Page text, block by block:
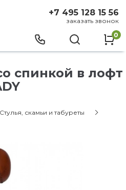
+7 495 128 15 56
заказать звонок
0
спинкой в лофт
Стулья, скамьи и табуреты